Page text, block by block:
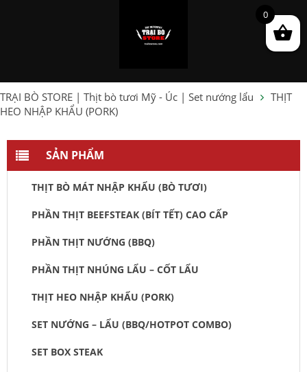
TRẠI BÒ STORE | Thịt bò tươi Mỹ - Úc | Set nướng lẩu
THỊT
HEO NHẬP KHẨU (PORK)
SẢN PHẨM
THỊT BÒ MÁT NHẬP KHẨU (BÒ TƯƠI)
PHẦN THỊT BEEFSTEAK (BÍT TẾT) CAO CẤP
PHẦN THỊT NƯỚNG (BBQ)
PHẦN THỊT NHÚNG LẨU – CỐT LẨU
THỊT HEO NHẬP KHẨU (PORK)
SET NƯỚNG – LẨU (BBQ/HOTPOT COMBO)
SET BOX STEAK
0